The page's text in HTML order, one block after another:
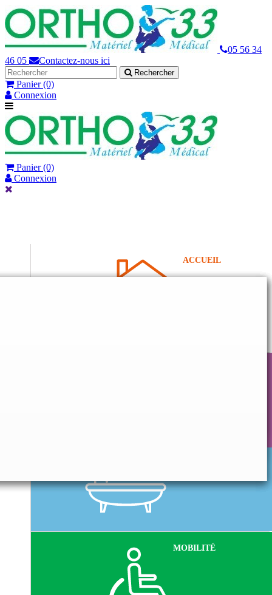
05 56 34
46 05
Contactez-nous ici
Rechercher
Panier (0)
Connexion
Panier (0)
Connexion
ACCUEIL
MOBILITÉ